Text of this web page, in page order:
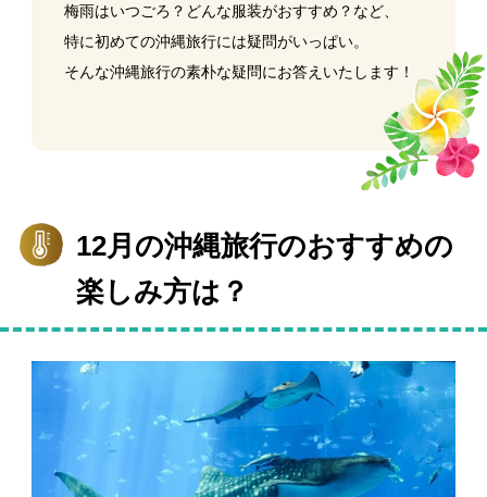
梅雨はいつごろ？ どんな服装がおすすめ？など、
特に初めての沖縄旅行には疑問がいっぱい。
そんな沖縄旅行の素朴な疑問にお答えいたします！
12月の沖縄旅行のおすすめの
楽しみ方は？